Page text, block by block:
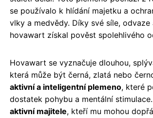
se používalo k hlídání majetku a
vlky a medvědy. Díky své síle, odvaze
hovawart získal pověst spolehlivého
Hovawart se vyznačuje dlouhou,
která může být černá, zlatá nebo
aktivní a inteligentní plemeno, které
dostatek pohybu a mentální
aktivní majitele, kteří mu mohou